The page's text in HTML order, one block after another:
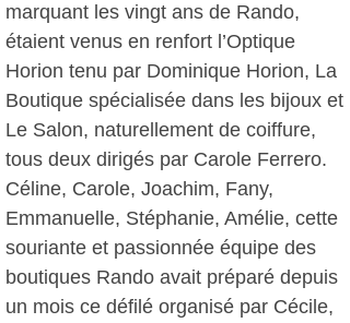
marquant les vingt ans de Rando,
étaient venus en renfort l’Optique
Horion tenu par Dominique Horion, La
Boutique spécialisée dans les bijoux et
Le Salon, naturellement de coiffure,
tous deux dirigés par Carole Ferrero.
Céline, Carole, Joachim, Fany,
Emmanuelle, Stéphanie, Amélie, cette
souriante et passionnée équipe des
boutiques Rando avait préparé depuis
un mois ce défilé organisé par Cécile,